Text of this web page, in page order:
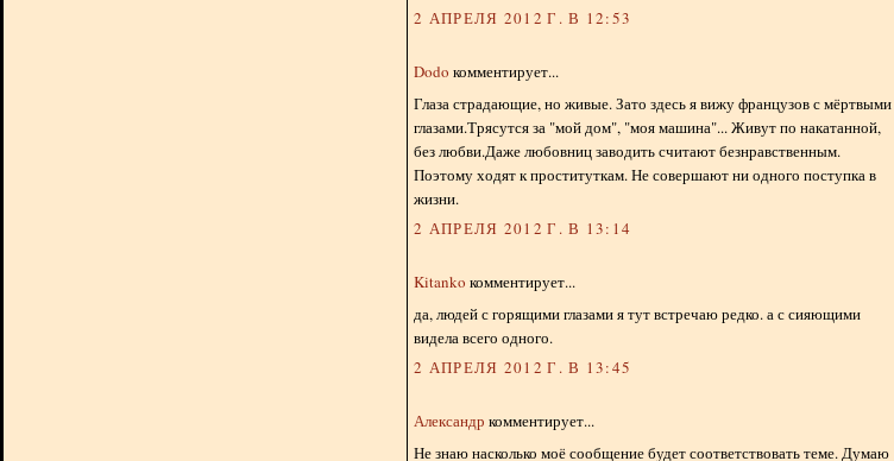
2 АПРЕЛЯ 2012 Г. В 12:53
Dodo комментирует...
Глаза страдающие, но живые. Зато здесь я вижу французов с мёртвыми
глазами.Трясутся за "мой дом", "моя машина"... Живут по накатанной,
без любви.Даже любовниц заводить считают безнравственным.
Поэтому ходят к проституткам. Не совершают ни одного поступка в
жизни.
2 АПРЕЛЯ 2012 Г. В 13:14
Kitanko комментирует...
да, людей с горящими глазами я тут встречаю редко. а с сияющими
видела всего одного.
2 АПРЕЛЯ 2012 Г. В 13:45
Александр комментирует...
Не знаю насколько моё сообщение будет соответствовать теме. Думаю